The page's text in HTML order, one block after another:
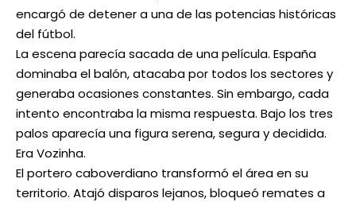
encargó de detener a una de las potencias históricas
del fútbol.
La escena parecía sacada de una película. España
dominaba el balón, atacaba por todos los sectores y
generaba ocasiones constantes. Sin embargo, cada
intento encontraba la misma respuesta. Bajo los tres
palos aparecía una figura serena, segura y decidida.
Era Vozinha.
El portero caboverdiano transformó el área en su
territorio. Atajó disparos lejanos, bloqueó remates a